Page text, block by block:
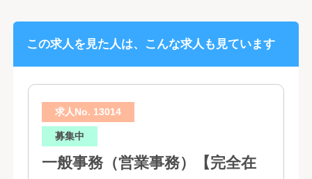
この求人を見た人は、こんな求人も見ています
求人No. 13014
募集中
一般事務（営業事務）【完全在